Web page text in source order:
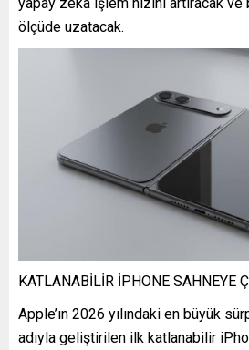
ölçüde uzatacak.
KATLANABİLİR İPHONE SAHNEYE
Apple’ın 2026 yılındaki en büyük
adıyla geliştirilen ilk katlanabilir